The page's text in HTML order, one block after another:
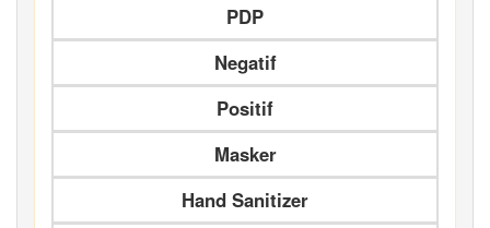
PDP
Negatif
Positif
Masker
Hand Sanitizer